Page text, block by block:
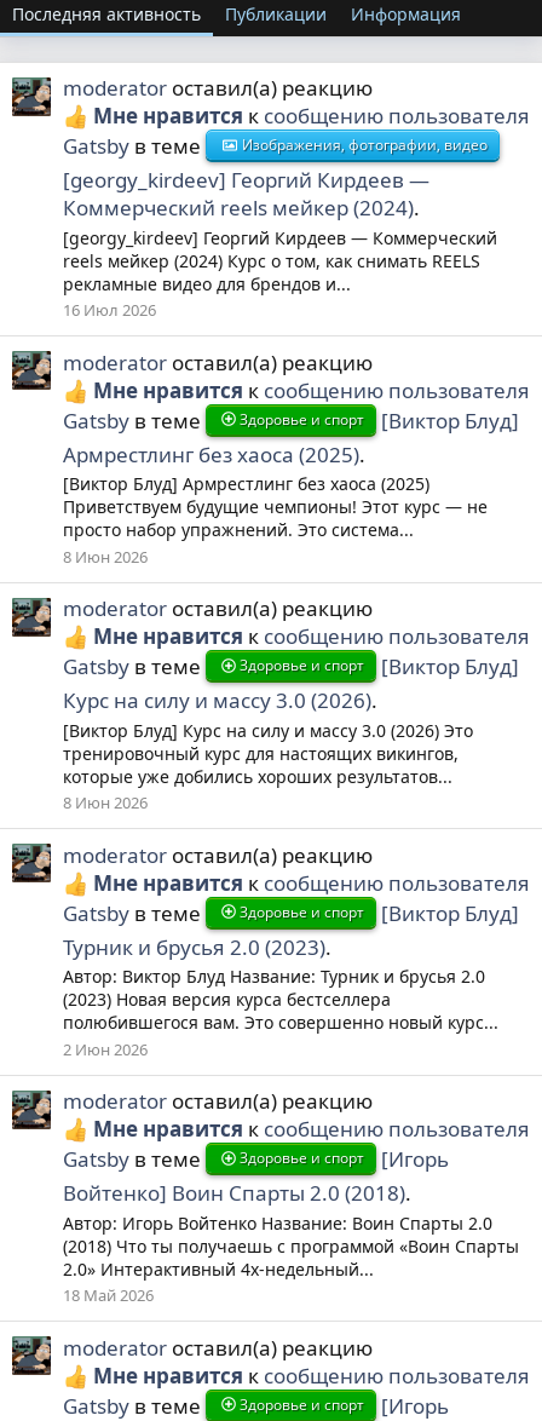
Последняя активность Публикации Информация
moderator оставил(а) реакцию
Мне нравится к сообщению пользователя
Gatsby в теме Изображения, фотографии, видео
[georgy_kirdeev] Георгий Кирдеев ―
Коммерческий reels мейкер (2024).
[georgy_kirdeev] Георгий Кирдеев ― Коммерческий
reels мейкер (2024) Курс о том, как снимать REELS
рекламные видео для брендов и...
16 Июл 2026
moderator оставил(а) реакцию
Мне нравится к сообщению пользователя
Gatsby в теме Здоровье и спорт
[Виктор Блуд]
Армрестлинг без хаоса (2025).
[Виктор Блуд] Армрестлинг без хаоса (2025)
Приветствуем будущие чемпионы! Этот курс — не
просто набор упражнений. Это система...
8 Июн 2026
moderator оставил(а) реакцию
Мне нравится к сообщению пользователя
Gatsby в теме Здоровье и спорт
[Виктор Блуд]
Курс на силу и массу 3.0 (2026).
[Виктор Блуд] Курс на силу и массу 3.0 (2026) Это
тренировочный курс для настоящих викингов,
которые уже добились хороших результатов...
8 Июн 2026
moderator оставил(а) реакцию
Мне нравится к сообщению пользователя
Gatsby в теме Здоровье и спорт
[Виктор Блуд]
Турник и брусья 2.0 (2023).
Автор: Виктор Блуд Название: Турник и брусья 2.0
(2023) Новая версия курса бестселлера
полюбившегося вам. Это совершенно новый курс...
2 Июн 2026
moderator оставил(а) реакцию
Мне нравится к сообщению пользователя
Gatsby в теме Здоровье и спорт
[Игорь
Войтенко] Воин Спарты 2.0 (2018).
Автор: Игорь Войтенко Название: Воин Спарты 2.0
(2018) Что ты получаешь с программой «Воин Спарты
2.0» Интерактивный 4х-недельный...
18 Май 2026
moderator оставил(а) реакцию
Мне нравится к сообщению пользователя
Gatsby в теме Здоровье и спорт
[Игорь